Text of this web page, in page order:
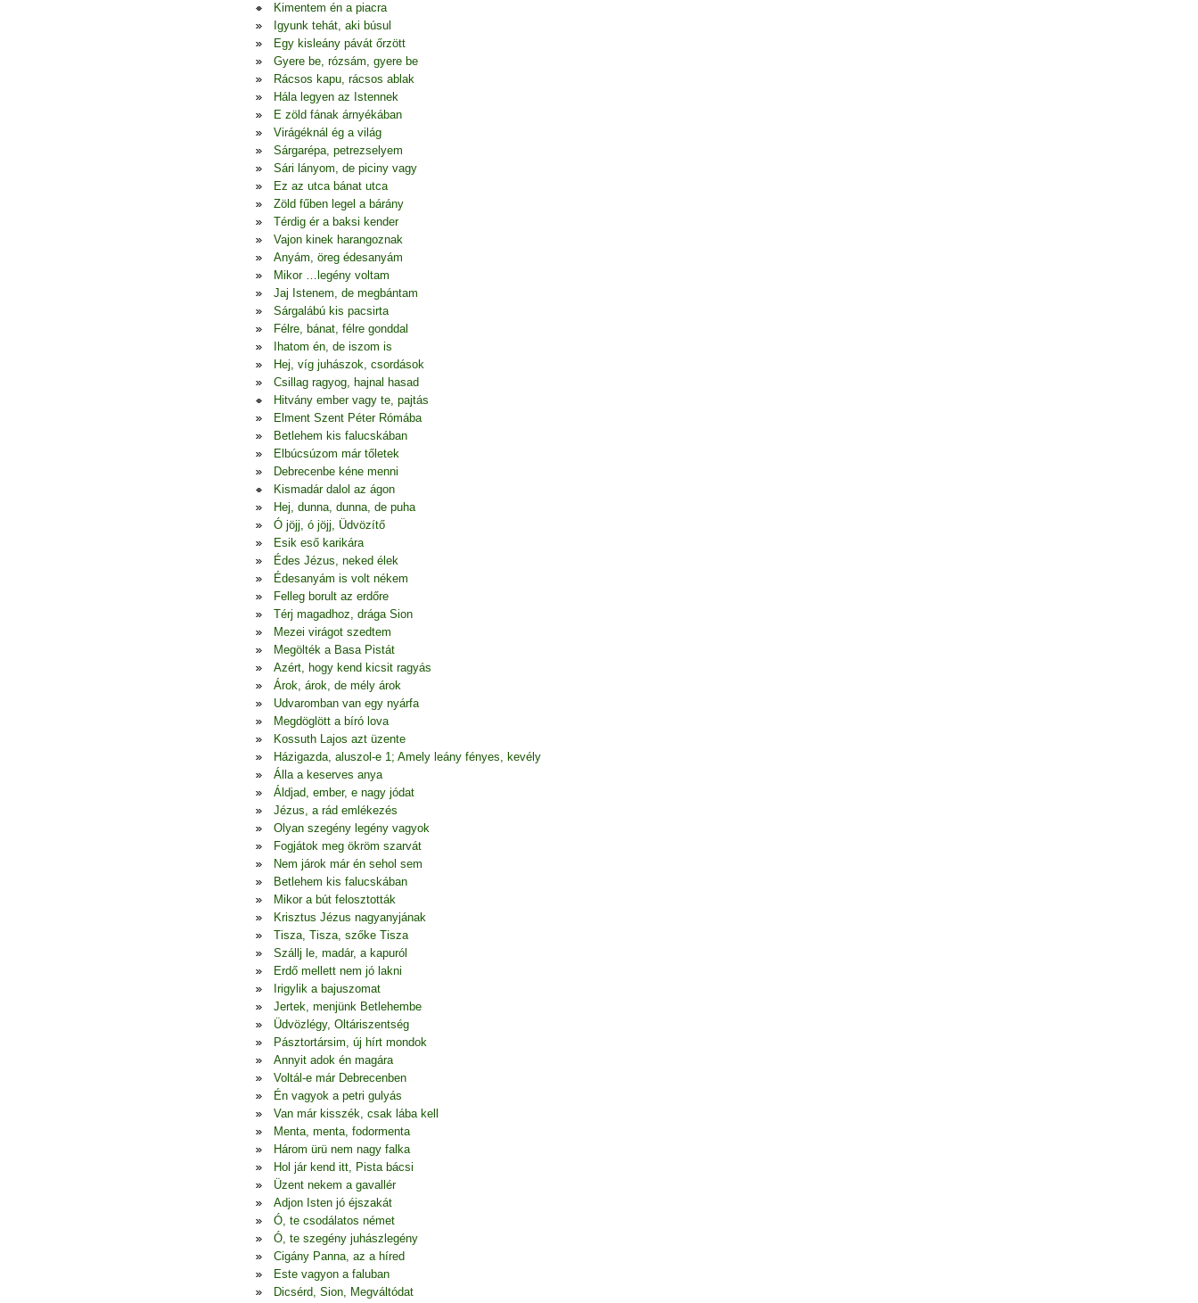
Kimentem én a piacra
Igyunk tehát, aki búsul
Egy kisleány pávát őrzött
Gyere be, rózsám, gyere be
Rácsos kapu, rácsos ablak
Hála legyen az Istennek
E zöld fának árnyékában
Virágéknál ég a világ
Sárgarépa, petrezselyem
Sári lányom, de piciny vagy
Ez az utca bánat utca
Zöld fűben legel a bárány
Térdig ér a baksi kender
Vajon kinek harangoznak
Anyám, öreg édesanyám
Mikor …legény voltam
Jaj Istenem, de megbántam
Sárgalábú kis pacsirta
Félre, bánat, félre gonddal
Ihatom én, de iszom is
Hej, víg juhászok, csordások
Csillag ragyog, hajnal hasad
Hitvány ember vagy te, pajtás
Elment Szent Péter Rómába
Betlehem kis falucskában
Elbúcsúzom már tőletek
Debrecenbe kéne menni
Kismadár dalol az ágon
Hej, dunna, dunna, de puha
Ó jöjj, ó jöjj, Üdvözítő
Esik eső karikára
Édes Jézus, neked élek
Édesanyám is volt nékem
Felleg borult az erdőre
Térj magadhoz, drága Sion
Mezei virágot szedtem
Megölték a Basa Pistát
Azért, hogy kend kicsit ragyás
Árok, árok, de mély árok
Udvaromban van egy nyárfa
Megdöglött a bíró lova
Kossuth Lajos azt üzente
Házigazda, aluszol-e 1; Amely leány fényes, kevély
Álla a keserves anya
Áldjad, ember, e nagy jódat
Jézus, a rád emlékezés
Olyan szegény legény vagyok
Fogjátok meg ökröm szarvát
Nem járok már én sehol sem
Betlehem kis falucskában
Mikor a bút felosztották
Krisztus Jézus nagyanyjának
Tisza, Tisza, szőke Tisza
Szállj le, madár, a kapuról
Erdő mellett nem jó lakni
Irigylik a bajuszomat
Jertek, menjünk Betlehembe
Üdvözlégy, Oltáriszentség
Pásztortársim, új hírt mondok
Annyit adok én magára
Voltál-e már Debrecenben
Én vagyok a petri gulyás
Van már kisszék, csak lába kell
Menta, menta, fodormenta
Három ürü nem nagy falka
Hol jár kend itt, Pista bácsi
Üzent nekem a gavallér
Adjon Isten jó éjszakát
Ó, te csodálatos német
Ó, te szegény juhászlegény
Cigány Panna, az a híred
Este vagyon a faluban
Dicsérd, Sion, Megváltódat